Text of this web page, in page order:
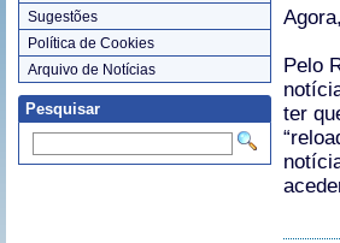
Sugestões
Política de Cookies
Arquivo de Notícias
Pesquisar
Pelo
ter